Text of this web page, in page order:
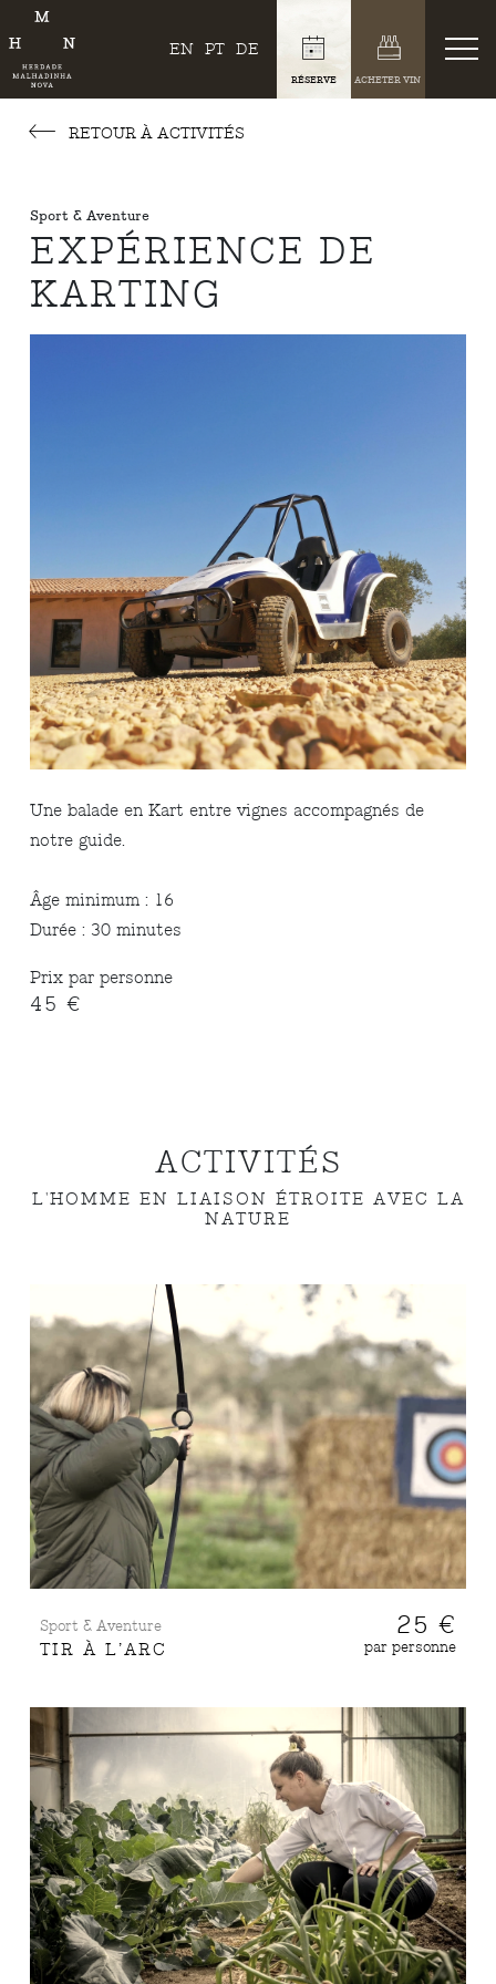
EN PT DE
RÉSERVE ACHETER VIN
RETOUR À ACTIVITÉS
Sport & Aventure
EXPÉRIENCE DE
KARTING
Une balade en Kart entre vignes accompagnés de
notre guide.
Âge minimum : 16
Durée : 30 minutes
Prix par personne
45 €
ACTIVITÉS
L'HOMME EN LIAISON ÉTROITE AVEC LA
NATURE
Sport & Aventure
TIR À L’ARC
25 €
par personne